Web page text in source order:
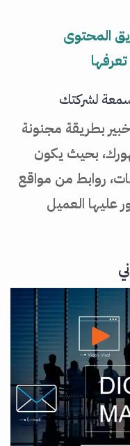
المحتوى
بطريقة مجنونة
بحيث يكون
روابط من مواقع
عليها العميل